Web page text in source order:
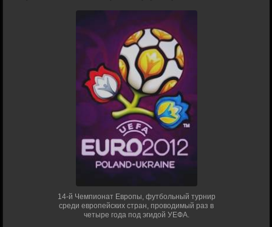
14-й Чемпионат Европы, футбольный турнир
среди европейских стран, проводимый раз в
четыре года под эгидой УЕФА.